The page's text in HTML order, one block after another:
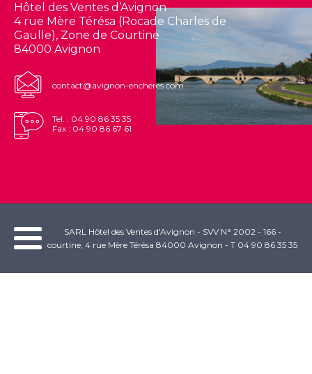
Hôtel des Ventes d’Avignon
4 rue Mère Térésa (Rocade Charles de
Gaulle), Zone de Courtine
84000 Avignon
contact@avignon-encheres.com
Tel. : 04 90 86 35 35
Fax : 04 90 86 67 61
SARL Hôtel des Ventes d'Avignon - SVV N° 2002 - 166 -
courtine, 4 rue Mère Térésa 84000 Avignon - T 04 90 86 35 35